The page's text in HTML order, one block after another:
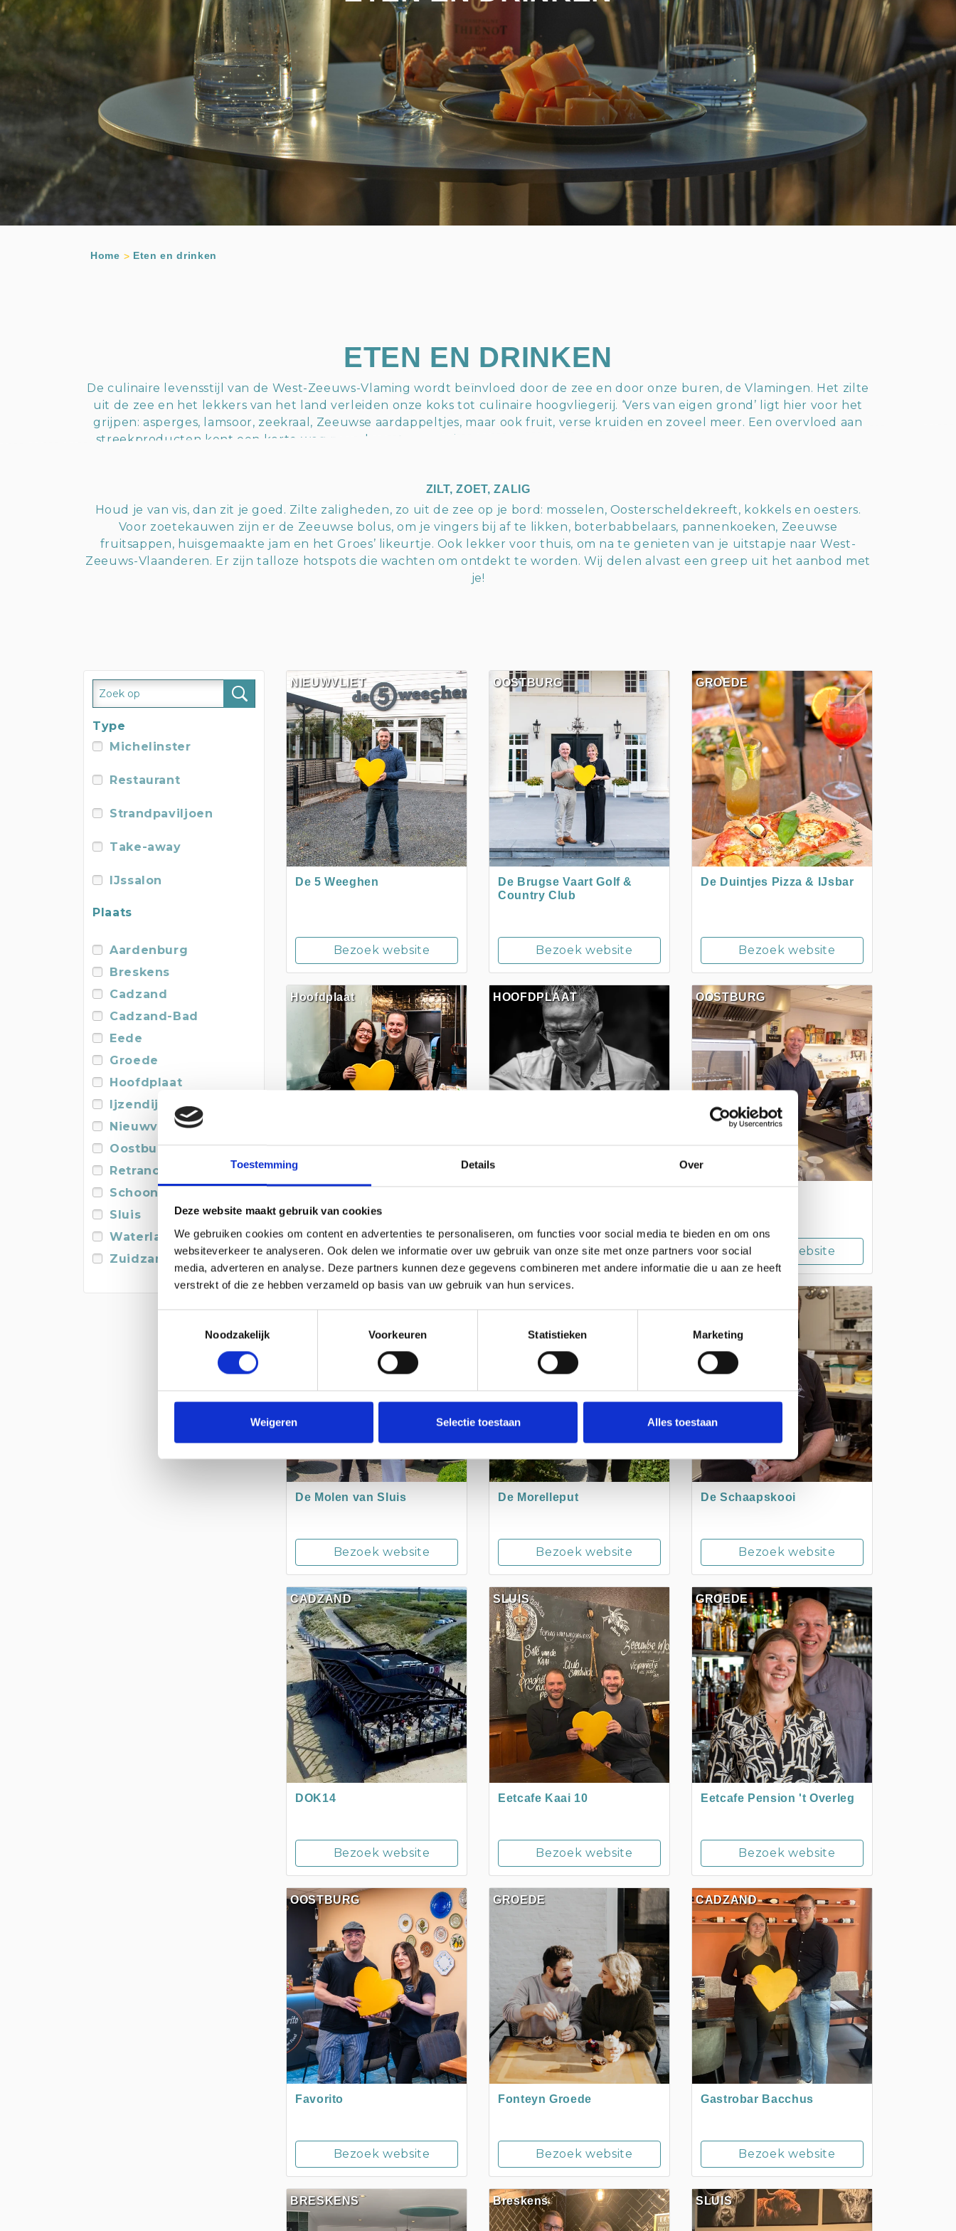
Toestemming Details Over
Deze website maakt gebruik van cookies
We gebruiken cookies om content en advertenties te personaliseren, om functies voor social media te bieden en om ons
websiteverkeer te analyseren. Ook delen we informatie over uw gebruik van onze site met onze partners voor social
media, adverteren en analyse. Deze partners kunnen deze gegevens combineren met andere informatie die u aan ze heeft
verstrekt of die ze hebben verzameld op basis van uw gebruik van hun services.
Noodzakelijk
Voorkeuren Statistieken Marketing
Weigeren Selectie toestaan Alles toestaan
Home Eten en drinken
ETEN EN DRINKEN
De culinaire levensstijl van de West-Zeeuws-Vlaming wordt beïnvloed door de zee en door onze buren, de Vlamingen. Het zilte
uit de zee en het lekkers van het land verleiden onze koks tot culinaire hoogvliegerij. ‘Vers van eigen grond’ ligt hier voor het
grijpen: asperges, lamsoor, zeekraal, Zeeuwse aardappeltjes, maar ook fruit, verse kruiden en zoveel meer. Een overvloed aan
streekproducten kent een korte weg naar de restaurants in West Zeeuws-Vlaanderen. De chefs weten er wel raad mee: niet
ZILT, ZOET, ZALIG
Houd je van vis, dan zit je goed. Zilte zaligheden, zo uit de zee op je bord: mosselen, Oosterscheldekreeft, kokkels en oesters.
Voor zoetekauwen zijn er de Zeeuwse bolus, om je vingers bij af te likken, boterbabbelaars, pannenkoeken, Zeeuwse
fruitsappen, huisgemaakte jam en het Groes’ likeurtje. Ook lekker voor thuis, om na te genieten van je uitstapje naar West-
Zeeuws-Vlaanderen. Er zijn talloze hotspots die wachten om ontdekt te worden. Wij delen alvast een greep uit het aanbod met
je!
3
Type
Michelinster
Restaurant
Strandpaviljoen
Take-away
IJssalon
Plaats
Aardenburg
Breskens
Cadzand
Cadzand-Bad
Eede
Groede
Hoofdplaat
Ijzendijke
Nieuwvliet
Oostburg
Retranchement
Schoondijke
Sluis
Waterlandkerkje
Zuidzande
NIEUWVLIET
De 5 Weeghen
Bezoek website
OOSTBURG
De Brugse Vaart Golf &
Country Club
Bezoek website
GROEDE
De Duintjes Pizza & IJsbar
Bezoek website
Hoofdplaat
Bezoek website
HOOFDPLAAT
Bezoek website
OOSTBURG
Bezoek website
De Molen van Sluis
Bezoek website
De Morelleput
Bezoek website
De Schaapskooi
Bezoek website
CADZAND
DOK14
Bezoek website
SLUIS
Eetcafe Kaai 10
Bezoek website
GROEDE
Eetcafe Pension 't Overleg
Bezoek website
OOSTBURG
Favorito
Bezoek website
GROEDE
Fonteyn Groede
Bezoek website
CADZAND
Gastrobar Bacchus
Bezoek website
BRESKENS Breskens SLUIS